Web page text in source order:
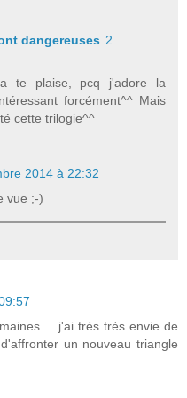
dangereuses 2
te plaise, pcq j'adore la
forcément^^ Mais
cette trilogie^^
2014 à 22:32
vue ;-)
... j'ai très très envie de
un nouveau triangle